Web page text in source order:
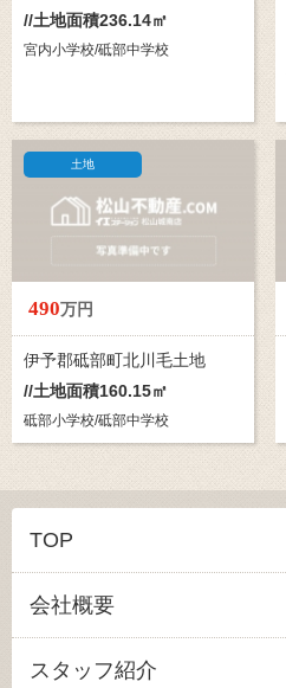
//土地面積236.14㎡
宮内小学校/砥部中学校
土地
490万円
伊予郡砥部町北川毛土地
//土地面積160.15㎡
砥部小学校/砥部中学校
TOP
会社概要
スタッフ紹介